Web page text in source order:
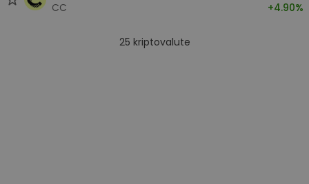
CC
+4.90%
25 kriptovalute